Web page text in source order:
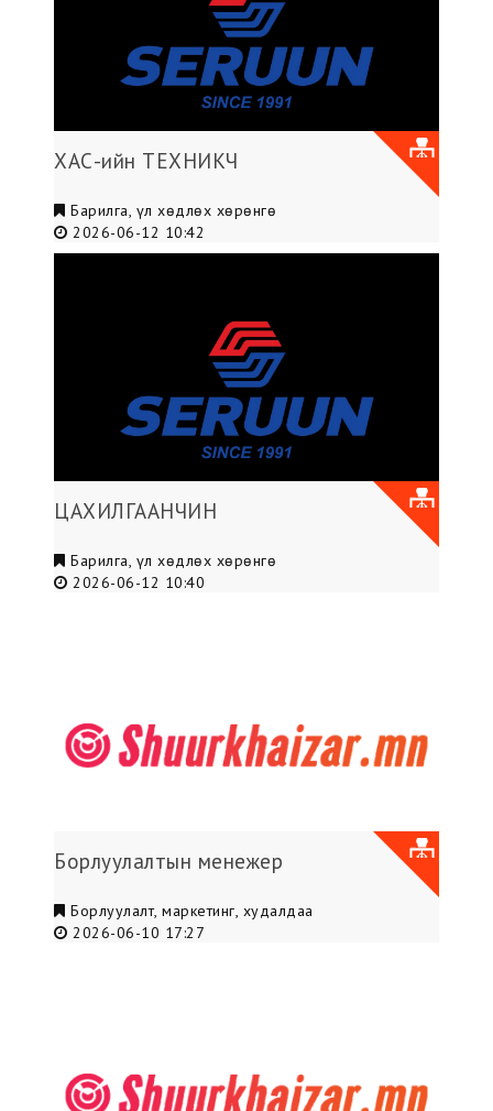
ХАС-ийн ТЕХНИКЧ
Барилга, үл хөдлөх хөрөнгө
2026-06-12 10:42
ЦАХИЛГААНЧИН
Барилга, үл хөдлөх хөрөнгө
2026-06-12 10:40
Борлуулалтын менежер
Борлуулалт, маркетинг, худалдаа
2026-06-10 17:27